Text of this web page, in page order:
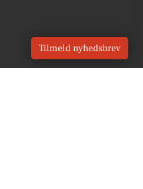
Tilmeld nyhedsbrev